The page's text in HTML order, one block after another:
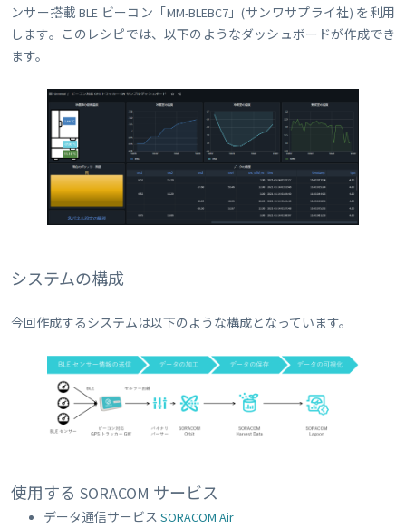
ンサー搭載 BLE ビーコン「MM-BLEBC7」(サンワサプライ社) を利用
します。このレシピでは、以下のようなダッシュボードが作成でき
ます。
システムの構成
今回作成するシステムは以下のような構成となっています。
使用する SORACOM サービス
データ通信サービス SORACOM Air